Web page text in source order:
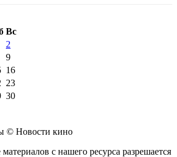
Вс
2
9
16
23
30
© Новости кино
с нашего ресурса разрешается